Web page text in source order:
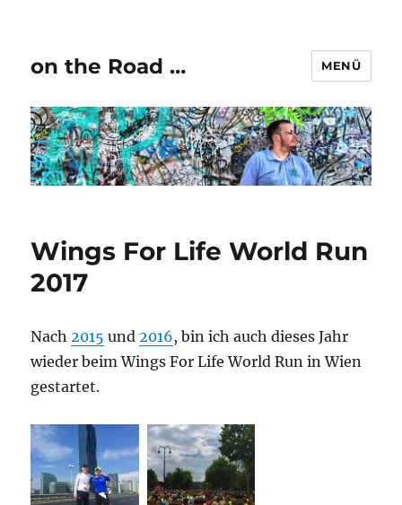
on the Road … MENÜ
Wings For Life World Run
2017
Nach2015 und2016, bin ich auch dieses Jahr
wieder beim Wings For Life World Run in Wien
gestartet.